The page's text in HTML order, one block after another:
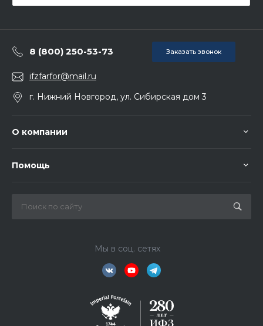
8 (800) 250-53-73 Заказать звонок
ifzfarfor@mail.ru
г. Нижний Новгород, ул. Сибирская дом 3
О компании
Помощь
Мы в соц. сетях